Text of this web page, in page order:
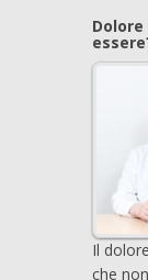
Dolore
Il
che